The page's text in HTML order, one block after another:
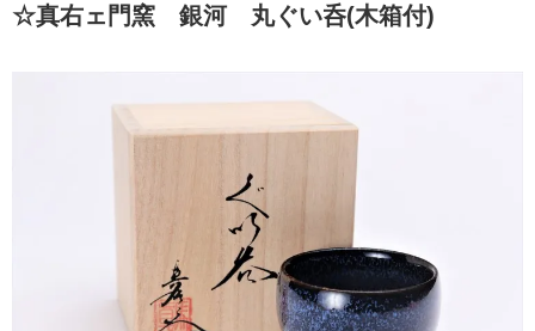
☆真右ェ門窯 銀河 丸ぐい呑(木箱付)